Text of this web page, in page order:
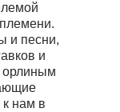
и песни,
и
орлиным
нам в